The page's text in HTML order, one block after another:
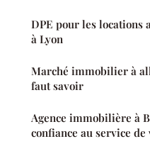
DPE pour les
à Lyon
Marché immobilier à
faut savoir
Agence immobilière à
confiance au service